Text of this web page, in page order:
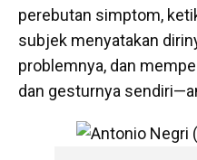
perebutan simptom,
subjek menyatakan
problemnya, dan
dan gesturnya